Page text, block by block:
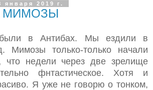
января 2019 г.
МИМОЗЫ
в Антибах. Мы ездили в
Мимозы только-только начали
что недели через две зрелище
фнтастическое. Хотя и
Я уже не говорю о тонком,